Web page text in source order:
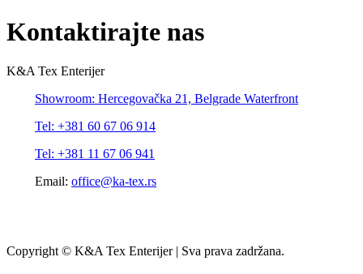
Kontaktirajte nas
K&A Tex Enterijer
Showroom: Hercegovačka 21, Belgrade Waterfront
Tel: +381 60 67 06 914
Tel: +381 11 67 06 941
Email: office@ka-tex.rs
Copyright © K&A Tex Enterijer | Sva prava zadržana.